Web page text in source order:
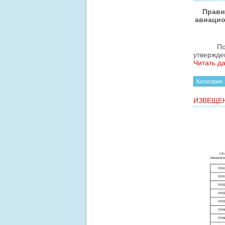
Читать
Категория: